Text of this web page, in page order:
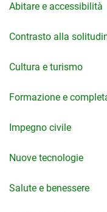
Abitare e accessibilità
Contrasto alla
Cultura e turismo
Formazione e
Impegno civile
Nuove tecnologie
Salute e benessere